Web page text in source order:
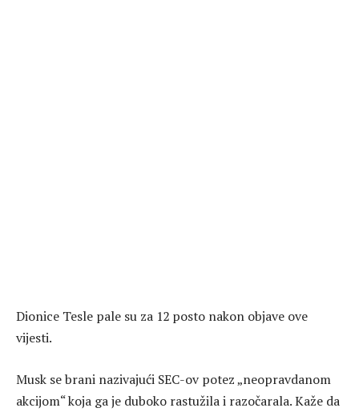
Dionice Tesle pale su za 12 posto nakon objave ove
vijesti.
Musk se brani nazivajući SEC-ov potez „neopravdanom
akcijom“ koja ga je duboko rastužila i razočarala. Kaže da